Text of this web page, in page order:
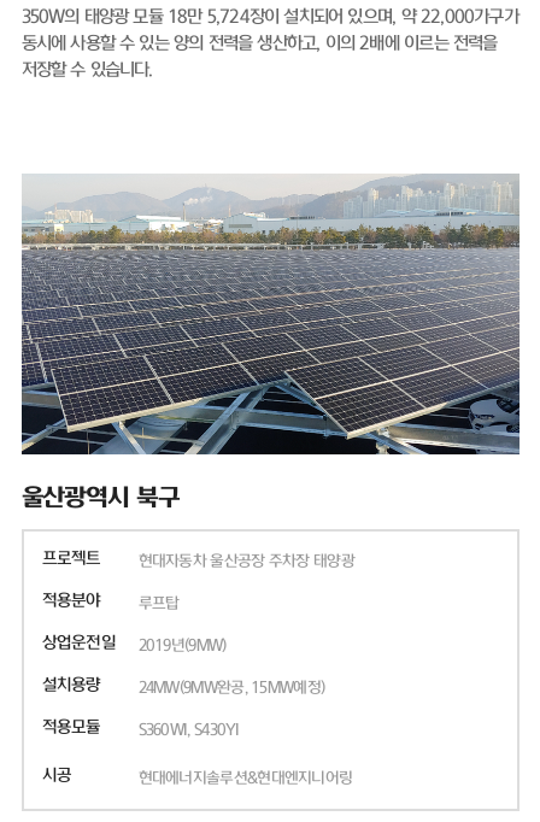
350W의 태양광 모듈 18만 5,724장이 설치되어 있으며, 약 22,000가구가
동시에 사용할 수 있는 양의 전력을 생산하고, 이의 2배에 이르는 전력을
저장할 수 있습니다.
울산광역시 북구
프로젝트 현대자동차 울산공장 주차장 태양광
적용분야 루프탑
상업운전일 2019년(9MW)
설치용량 24MW(9MW완공, 15MW예정)
적용모듈 S360WI, S430YI
시공 현대에너지솔루션&현대엔지니어링